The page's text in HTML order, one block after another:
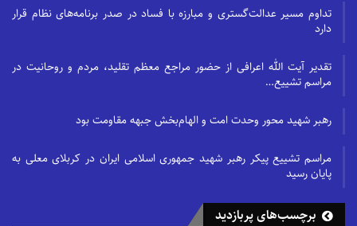
تداوم مسیر عدالت‌گستری و مبارزه با فساد در صدر برنامه‌های نظام قرار
دارد
تقدیر آیت الله اعرافی از حضور مراجع معظم تقلید، مردم و روحانیت در
مراسم تشییع…
رهبر شهید محور وحدت امت و الهام‌بخش جبهه مقاومت بود
مراسم تشییع پیکر رهبر شهید جمهوری اسلامی ایران در کربلای معلی به
پایان رسید
برچسب‌های پربازدید